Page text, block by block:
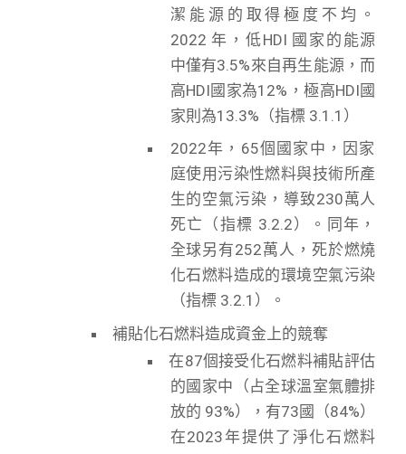
潔能源的取得極度不均。
2022 年，低HDI 國家的能源
中僅有3.5%來自再生能源，而
高HDI國家為12%，極高HDI國
家則為13.3%（指標 3.1.1）
2022年，65個國家中，因家
庭使用污染性燃料與技術所產
生的空氣污染，導致230萬人
死亡（指標 3.2.2）。同年，
全球另有252萬人，死於燃燒
化石燃料造成的環境空氣污染
（指標 3.2.1）。
補貼化石燃料造成資金上的競奪
在87個接受化石燃料補貼評估
的國家中（占全球溫室氣體排
放的 93%），有73國（84%）
在2023年提供了淨化石燃料